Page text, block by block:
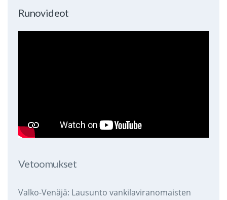
Runovideot
Vetoomukset
Valko-Venäjä: Lausunto vankilaviranomaisten